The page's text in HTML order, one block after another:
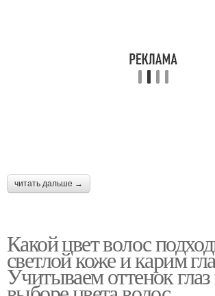
читать дальше →
Какой цвет волос
светлой коже и карим
Учитываем оттенок